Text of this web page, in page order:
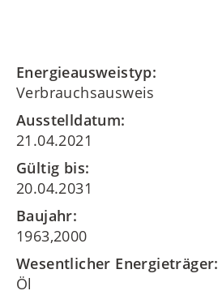
Energieausweistyp:
Verbrauchsausweis
Ausstelldatum:
21.04.2021
Gültig bis:
20.04.2031
Baujahr:
1963,2000
Wesentlicher Energieträger:
Öl